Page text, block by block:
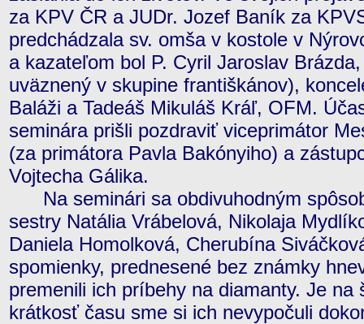
za KPV ČR a JUDr. Jozef Baník za
predchádzala sv. omša v kostole v
a kazateľom bol P. Cyril Jaroslav
uväznený v skupine františkánov),
Baláži a Tadeáš Mikuláš Kráľ, OFM.
seminára prišli pozdraviť viceprimátor
(za primátora Pavla Bakónyiho) a
Vojtecha Gálika.
Na seminári sa obdivuhodným
sestry Natália Vrábelová, Nikolaja
Daniela Homolková, Cherubína
spomienky, prednesené bez známky
premenili ich príbehy na diamanty. Je
krátkosť času sme si ich nevypočuli